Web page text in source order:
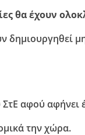
θα έχουν
δημιουργηθεί
αφού αφήνει
την χώρα.